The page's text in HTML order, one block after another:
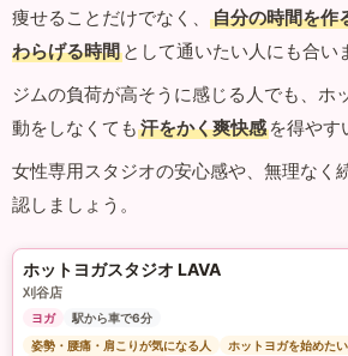
痩せることだけでなく、
自分の時間を作
わらげる時間 として通いたい人にも合い
ジムの負荷が高そうに感じる人でも、ホ
動をしなくても 汗をかく爽快感 を得やす
女性専用スタジオの安心感や、無理なく
認しましょう。
ホットヨガスタジオ LAVA
刈谷店
ヨガ
駅から車で6分
姿勢・腰痛・肩こりが気になる人
ホットヨガを始めた